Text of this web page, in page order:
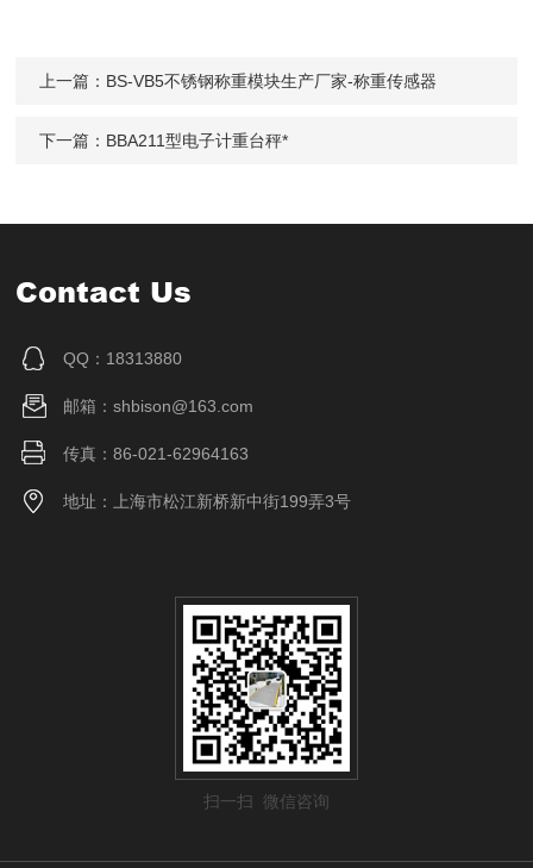
上一篇： BS-VB5不锈钢称重模块生产厂家-称重传感器
下一篇： BBA211型电子计重台秤*
Contact Us
QQ：18313880
邮箱：shbison@163.com
传真：86-021-62964163
地址：上海市松江新桥新中街199弄3号
扫一扫 微信咨询